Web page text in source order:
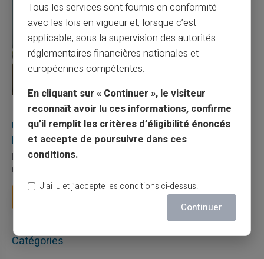
27/07/2026 Veritas Carte prépayée
Utilisation responsable du paiement mobile avec
la carte Veritas
Le paiement mobile s'est imposé dans les habitudes quotidiennes,
mais il appelle des réflexes pour é...
Catégories
Tous les services sont fournis en conformité
avec les lois en vigueur et, lorsque c’est
applicable, sous la supervision des autorités
réglementaires financières nationales et
européennes compétentes.
En cliquant sur « Continuer », le visiteur
reconnaît avoir lu ces informations, confirme
qu’il remplit les critères d’éligibilité énoncés
et accepte de poursuivre dans ces
conditions.
J’ai lu et j’accepte les conditions ci-dessus.
Continuer